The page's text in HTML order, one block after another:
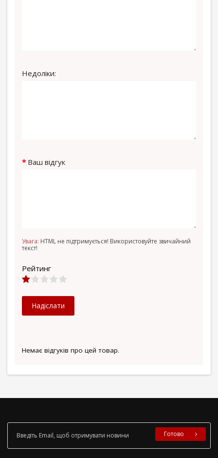
Немає відгуків про цей товар.
Недоліки:
Ваш відгук
Увага: HTML не підтримується! Використовуйте звичайний
текст!
Рейтинг
Надіслати
Готово